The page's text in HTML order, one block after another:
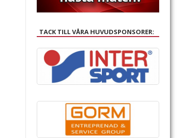
TACK TILL VÅRA HUVUDSPONSORER: